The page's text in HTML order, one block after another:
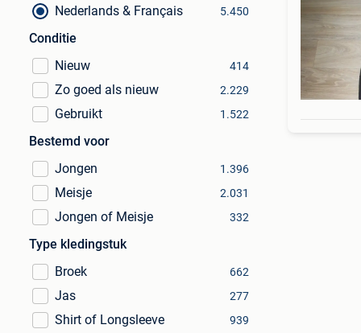
Nederlands & Français 5.450
Conditie
Nieuw
414
Zo goed als nieuw 2.229
Gebruikt 1.522
Bestemd voor
Jongen
1.396
Meisje 2.031
Jongen of Meisje 332
Type kledingstuk
Broek
662
Jas 277
Shirt of Longsleeve 939